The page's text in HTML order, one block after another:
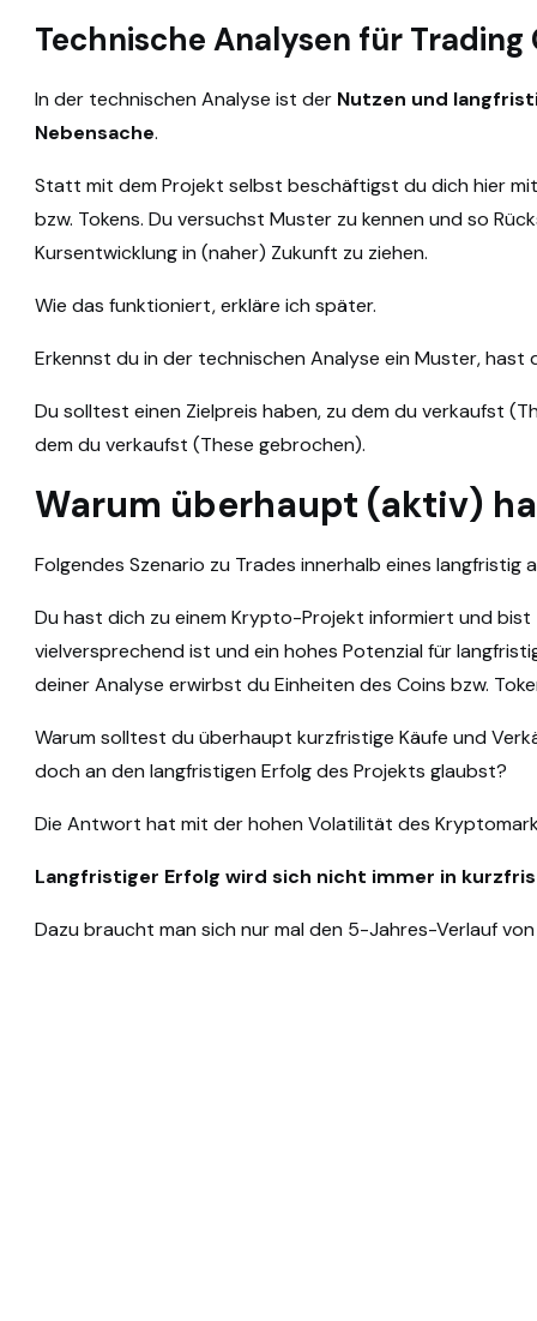
Technische Analysen für Trading
In der technischen Analyse ist der Nutzen und
Nebensache.
Statt mit dem Projekt selbst beschäftigst du dich hier
bzw. Tokens. Du versuchst Muster zu kennen und so
Kursentwicklung in (naher) Zukunft zu ziehen.
Wie das funktioniert, erkläre ich später.
Erkennst du in der technischen Analyse ein Muster, hast
Du solltest einen Zielpreis haben, zu dem du verkaufst
dem du verkaufst (These gebrochen).
Warum überhaupt (aktiv)
Folgendes Szenario zu Trades innerhalb eines langfristig
Du hast dich zu einem Krypto-Projekt informiert und bist
vielversprechend ist und ein hohes Potenzial für
deiner Analyse erwirbst du Einheiten des Coins bzw.
Warum solltest du überhaupt kurzfristige Käufe und
doch an den langfristigen Erfolg des Projekts glaubst?
Die Antwort hat mit der hohen Volatilität des
Langfristiger Erfolg wird sich nicht immer in
Dazu braucht man sich nur mal den 5-Jahres-Verlauf